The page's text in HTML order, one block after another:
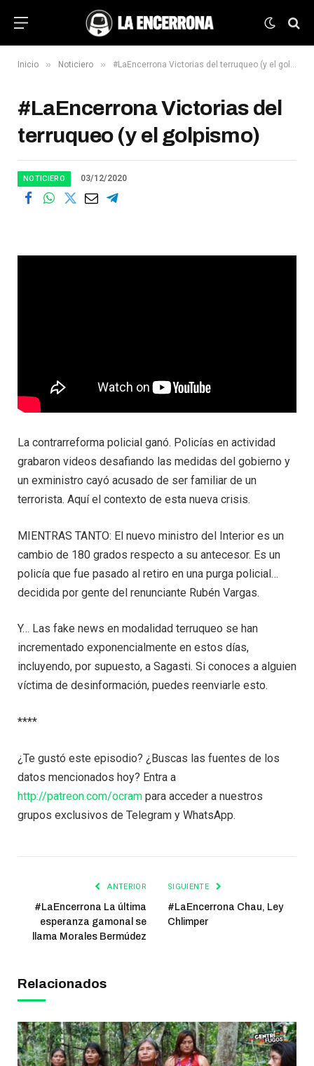
Inicio » Noticiero » #LaEncerrona Victorias del terruqueo (y el golpismo)
#LaEncerrona Victorias del
terruqueo (y el golpismo)
NOTICIERO 03/12/2020
La contrarreforma policial ganó. Policías en actividad
grabaron videos desafiando las medidas del gobierno y
un exministro cayó acusado de ser familiar de un
terrorista. Aquí el contexto de esta nueva crisis.
MIENTRAS TANTO: El nuevo ministro del Interior es un
cambio de 180 grados respecto a su antecesor. Es un
policía que fue pasado al retiro en una purga policial…
decidida por gente del renunciante Rubén Vargas.
Y… Las fake news en modalidad terruqueo se han
incrementado exponencialmente en estos días,
incluyendo, por supuesto, a Sagasti. Si conoces a alguien
víctima de desinformación, puedes reenviarle esto.
****
¿Te gustó este episodio? ¿Buscas las fuentes de los
datos mencionados hoy? Entra a
http://patreon.com/ocram para acceder a nuestros
grupos exclusivos de Telegram y WhatsApp.
ANTERIOR
#LaEncerrona La última
esperanza gamonal se
llama Morales Bermúdez
SIGUIENTE
#LaEncerrona Chau, Ley
Chlimper
Relacionados